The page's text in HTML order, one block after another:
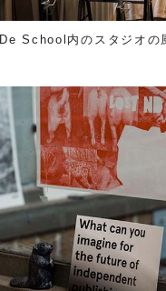
De School内のスタジオの